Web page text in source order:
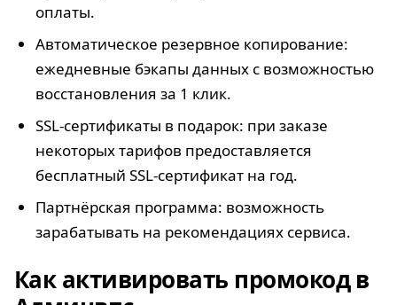
оплаты.
Автоматическое резервное копирование:
ежедневные бэкапы данных с возможностью
восстановления за 1 клик.
SSL-сертификаты в подарок: при заказе
некоторых тарифов предоставляется
бесплатный SSL-сертификат на год.
Партнёрская программа: возможность
зарабатывать на рекомендациях сервиса.
Как активировать промокод в